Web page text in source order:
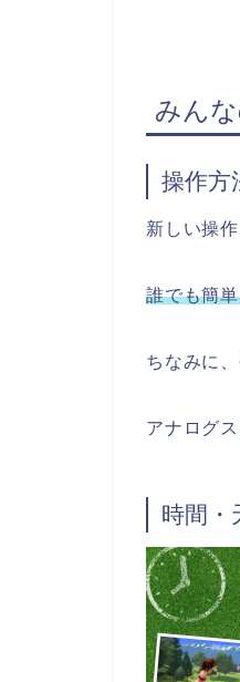
みん
操作方
新しい操
誰でも簡
ちなみに
アナログ
時間・